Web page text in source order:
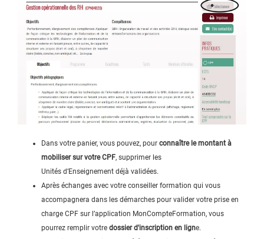
Dans votre panier, vous pouvez, pour connaître le montant à
mobiliser sur votre CPF, supprimer les
Unités d’Enseignement déjà validées.
Après échanges avec votre conseiller formation qui vous
accompagnera dans les démarches pour valider votre prise en
charge CPF sur l’application MonCompteFormation, vous
pourrez remplir votre dossier d'inscription en ligne.